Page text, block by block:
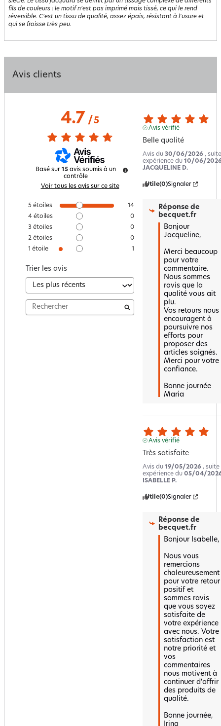
fils de couleurs : le motif n’est pas imprimé mais tissé, ce qui le rend
réversible. C’est un tissu de qualité, assez épais, résistant à l'usure et
qui se froisse très peu.
Avis clients
4.7/ 5
Basé sur 15 avis soumis à un
contrôle
Voir tous les avis sur ce site
5 étoiles
14
4 étoiles
0
3 étoiles
0
2 étoiles
0
1 étoile 1
Trier les avis
Avis vérifié
Belle qualité
Avis du 30/06/2026 ,
expérience du 10/06/
JACQUELINE D.
Utile(0)Signaler
Réponse de
becquet.fr
Bonjour
Jacqueline,
Merci beaucoup
pour votre
commentaire.
Nous sommes
ravis que la
qualité vous ait
plu.
Vos retours nous
encouragent à
poursuivre nos
efforts pour
proposer des
articles soignés.
Merci pour votre
confiance.
Bonne journée
Maria
Avis vérifié
Très satisfaite
Avis du 19/05/2026 , suite
expérience du 05/04/
ISABELLE P.
Utile(0)Signaler
Réponse de
becquet.fr
Bonjour Isabelle,
Nous vous
remercions
chaleureusement
pour votre retour
positif et
sommes ravis
que vous soyez
satisfaite de
votre expérience
avec nous. Votre
satisfaction est
notre priorité et
vos
commentaires
nous motivent à
continuer d'offrir
des produits de
qualité.
Bonne journée,
Irina